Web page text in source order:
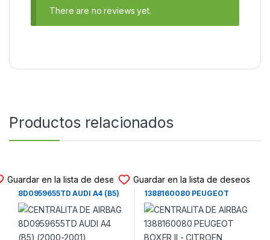
There are no reviews yet.
Productos relacionados
Guardar en la lista de deseos
CENTRALITA DE AIRBAG
8D0959655TD AUDI A4 (B5)
(2000-2001)
Guardar en la lista de deseos
CENTRALITA DE AIRBAG
1388160080 PEUGEOT
BOXER II – CITROEN JUMPER
II – FIAT DUCATO II (2006-
2014)